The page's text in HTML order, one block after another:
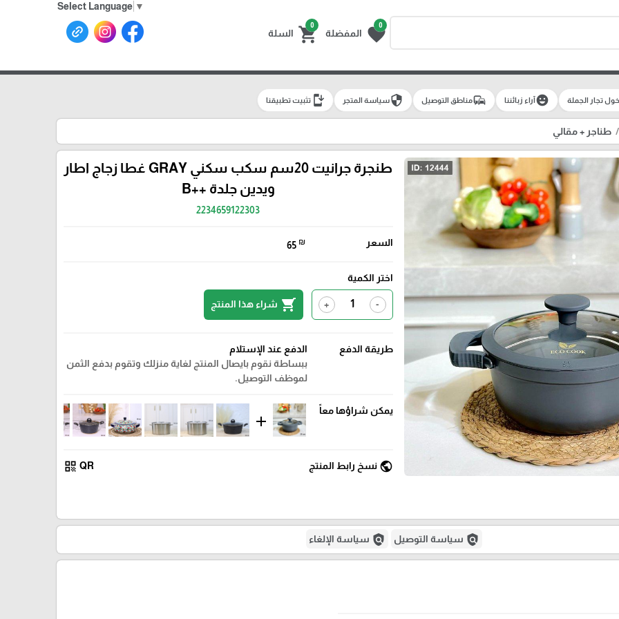
Select Language ▼
0
favorite المفضلة
0
shopping_cart السلة
تجار الجملة emoji_emotionsآراء زبائننا commuteمناطق التوصيل securityسياسة المتجر install_mobileتثبيت تطبيقنا
طناجر + مقالي
طنجرة جرانيت 20سم سكب سكني GRAY غطا زجاج اطار
ويدين جلدة ++B
2234659122303
السعر 65 ₪
اختر الكمية
-
+
shopping_cart شراء هذا المنتج
طريقة الدفع
الدفع عند الإستلام
ببساطة نقوم بايصال المنتج لغاية منزلك وتقوم بدفع الثمن
لموظف التوصيل.
يمكن شراؤها معاً
add
public نسخ رابط المنتج QR
qr_code
policy سياسة التوصيل policy سياسة الإلغاء